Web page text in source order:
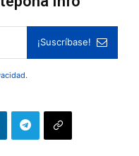
¡Suscríbase!
.